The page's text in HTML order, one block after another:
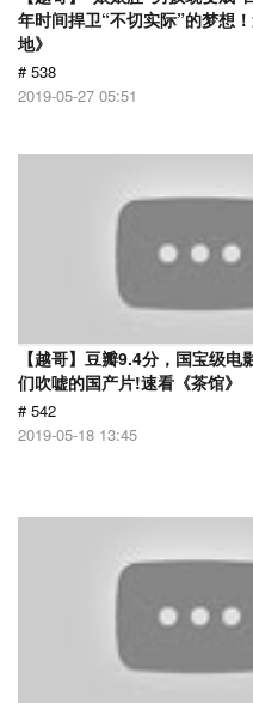
年时间捍卫“不切实际”的梦想
地》
# 538
2019-05-27 05:51
【越哥】豆瓣9.4分，国宝级电
们吹嘘的国产片!速看《茶馆》
# 542
2019-05-18 13:45